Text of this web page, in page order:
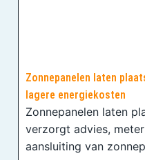
Zonnepanelen laten
lagere energiekosten
Zonnepanelen laten
verzorgt advies,
aansluiting van